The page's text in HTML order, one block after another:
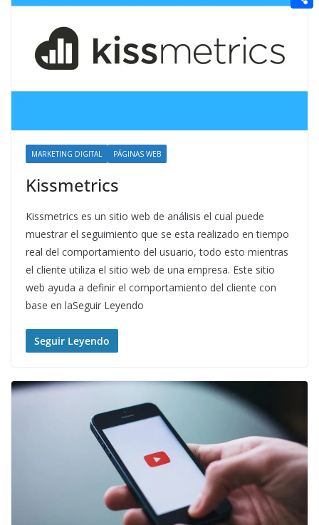
MARKETING DIGITAL PÁGINAS WEB
Kissmetrics
Kissmetrics es un sitio web de análisis el cual puede
muestrar el seguimiento que se esta realizado en tiempo
real del comportamiento del usuario, todo esto mientras
el cliente utiliza el sitio web de una empresa. Este sitio
web ayuda a definir el comportamiento del cliente con
base en laSeguir Leyendo
Seguir Leyendo
n
s
a
p
r